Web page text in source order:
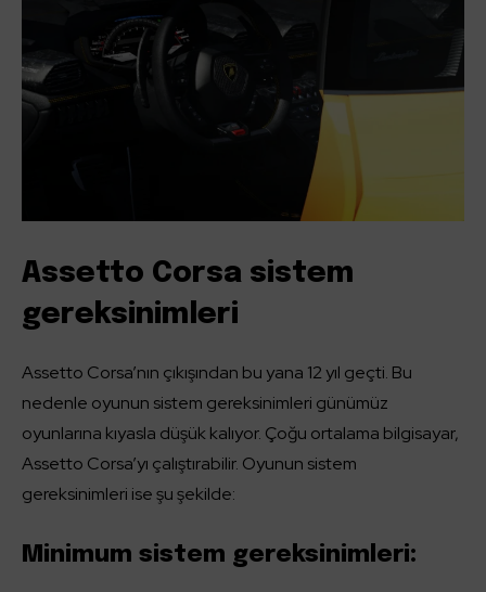
Assetto Corsa sistem
gereksinimleri
Assetto Corsa’nın çıkışından bu yana 12 yıl geçti. Bu
nedenle oyunun sistem gereksinimleri günümüz
oyunlarına kıyasla düşük kalıyor. Çoğu ortalama bilgisayar,
Assetto Corsa’yı çalıştırabilir. Oyunun sistem
gereksinimleri ise şu şekilde:
Minimum sistem gereksinimleri: